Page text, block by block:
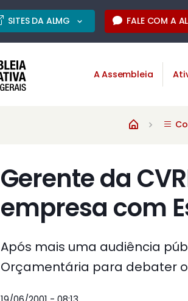
SITES DA ALMG FALE COM A
A Assembleia
Gerente da
empresa com
Após mais uma audiência
Orçamentária para debater